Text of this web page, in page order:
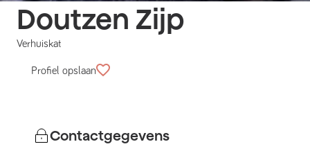
Doutzen Zijp
Verhuiskat
Profiel opslaan
Contactgegevens